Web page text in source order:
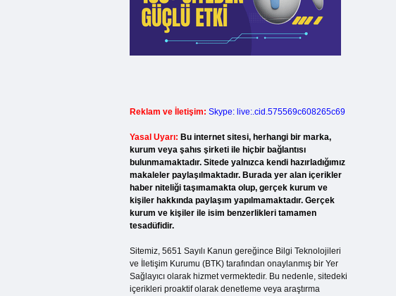
Reklam ve İletişim: Skype: live:.cid.575569c608265c69
Yasal Uyarı: Bu internet sitesi, herhangi bir marka,
kurum veya şahıs şirketi ile hiçbir bağlantısı
bulunmamaktadır. Sitede yalnızca kendi hazırladığımız
makaleler paylaşılmaktadır. Burada yer alan içerikler
haber niteliği taşımamakta olup, gerçek kurum ve
kişiler hakkında paylaşım yapılmamaktadır. Gerçek
kurum ve kişiler ile isim benzerlikleri tamamen
tesadüfidir.
Sitemiz, 5651 Sayılı Kanun gereğince Bilgi Teknolojileri
ve İletişim Kurumu (BTK) tarafından onaylanmış bir Yer
Sağlayıcı olarak hizmet vermektedir. Bu nedenle, sitedeki
içerikleri proaktif olarak denetleme veya araştırma